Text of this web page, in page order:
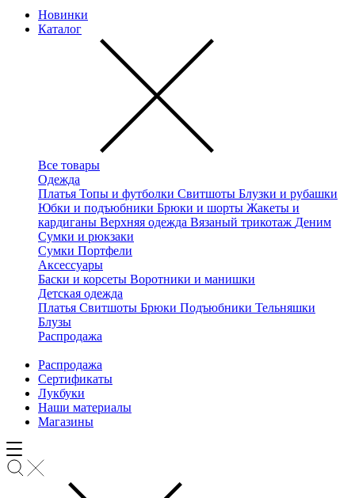
Новинки
Каталог
Все товары
Одежда
Платья Топы и футболки Свитшоты Блузки и рубашки
Юбки и подъюбники Брюки и шорты Жакеты и
кардиганы Верхняя одежда Вязаный трикотаж Деним
Сумки и рюкзаки
Сумки Портфели
Аксессуары
Баски и корсеты Воротники и манишки
Детская одежда
Платья Свитшоты Брюки Подъюбники Тельняшки
Блузы
Распродажа
Распродажа
Сертификаты
Лукбуки
Наши материалы
Магазины